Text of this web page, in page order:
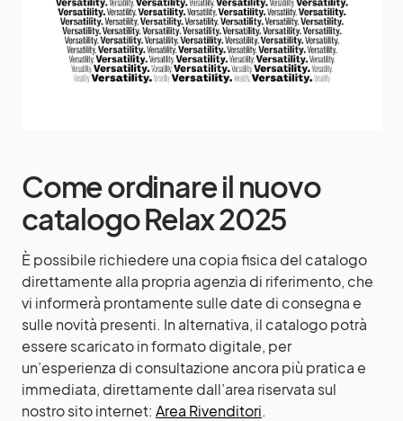
Come ordinare il nuovo
catalogo Relax 2025
È possibile richiedere una copia fisica del catalogo
direttamente alla propria agenzia di riferimento, che
vi informerà prontamente sulle date di consegna e
sulle novità presenti. In alternativa, il catalogo potrà
essere scaricato in formato digitale, per
un’esperienza di consultazione ancora più pratica e
immediata, direttamente dall’area riservata sul
nostro sito internet: Area Rivenditori.